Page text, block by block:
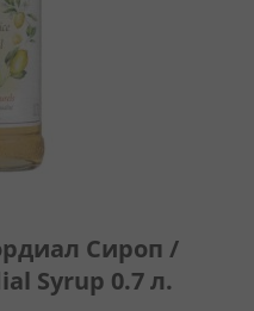
Сироп /
Syrup 0.7 л.